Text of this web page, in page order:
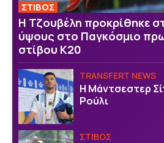
ΣΤΙΒΟΣ
Η Τζουβέλη προκρίθηκε
ύψους στο Παγκόσμιο
στίβου Κ20
TRANSFERT NEWS
Η Μάντσεστερ
Ρούλι
ΣΤΙΒΟΣ